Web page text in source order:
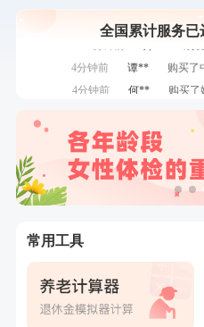
全国累计服务已
成
2分钟前
郑**
成
4分钟前
谭**
购买了
4分钟前
何**
购买了
6分钟前
周**
成
7分钟前
潘*
购买
7分钟前
潘*
购买了
成功
常用工具